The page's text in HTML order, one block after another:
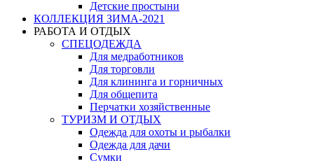
Детские простыни
КОЛЛЕКЦИЯ ЗИМА-2021
РАБОТА И ОТДЫХ
СПЕЦОДЕЖДА
Для медработников
Для торговли
Для клининга и горничных
Для общепита
Перчатки хозяйственные
ТУРИЗМ И ОТДЫХ
Одежда для охоты и рыбалки
Одежда для дачи
Сумки